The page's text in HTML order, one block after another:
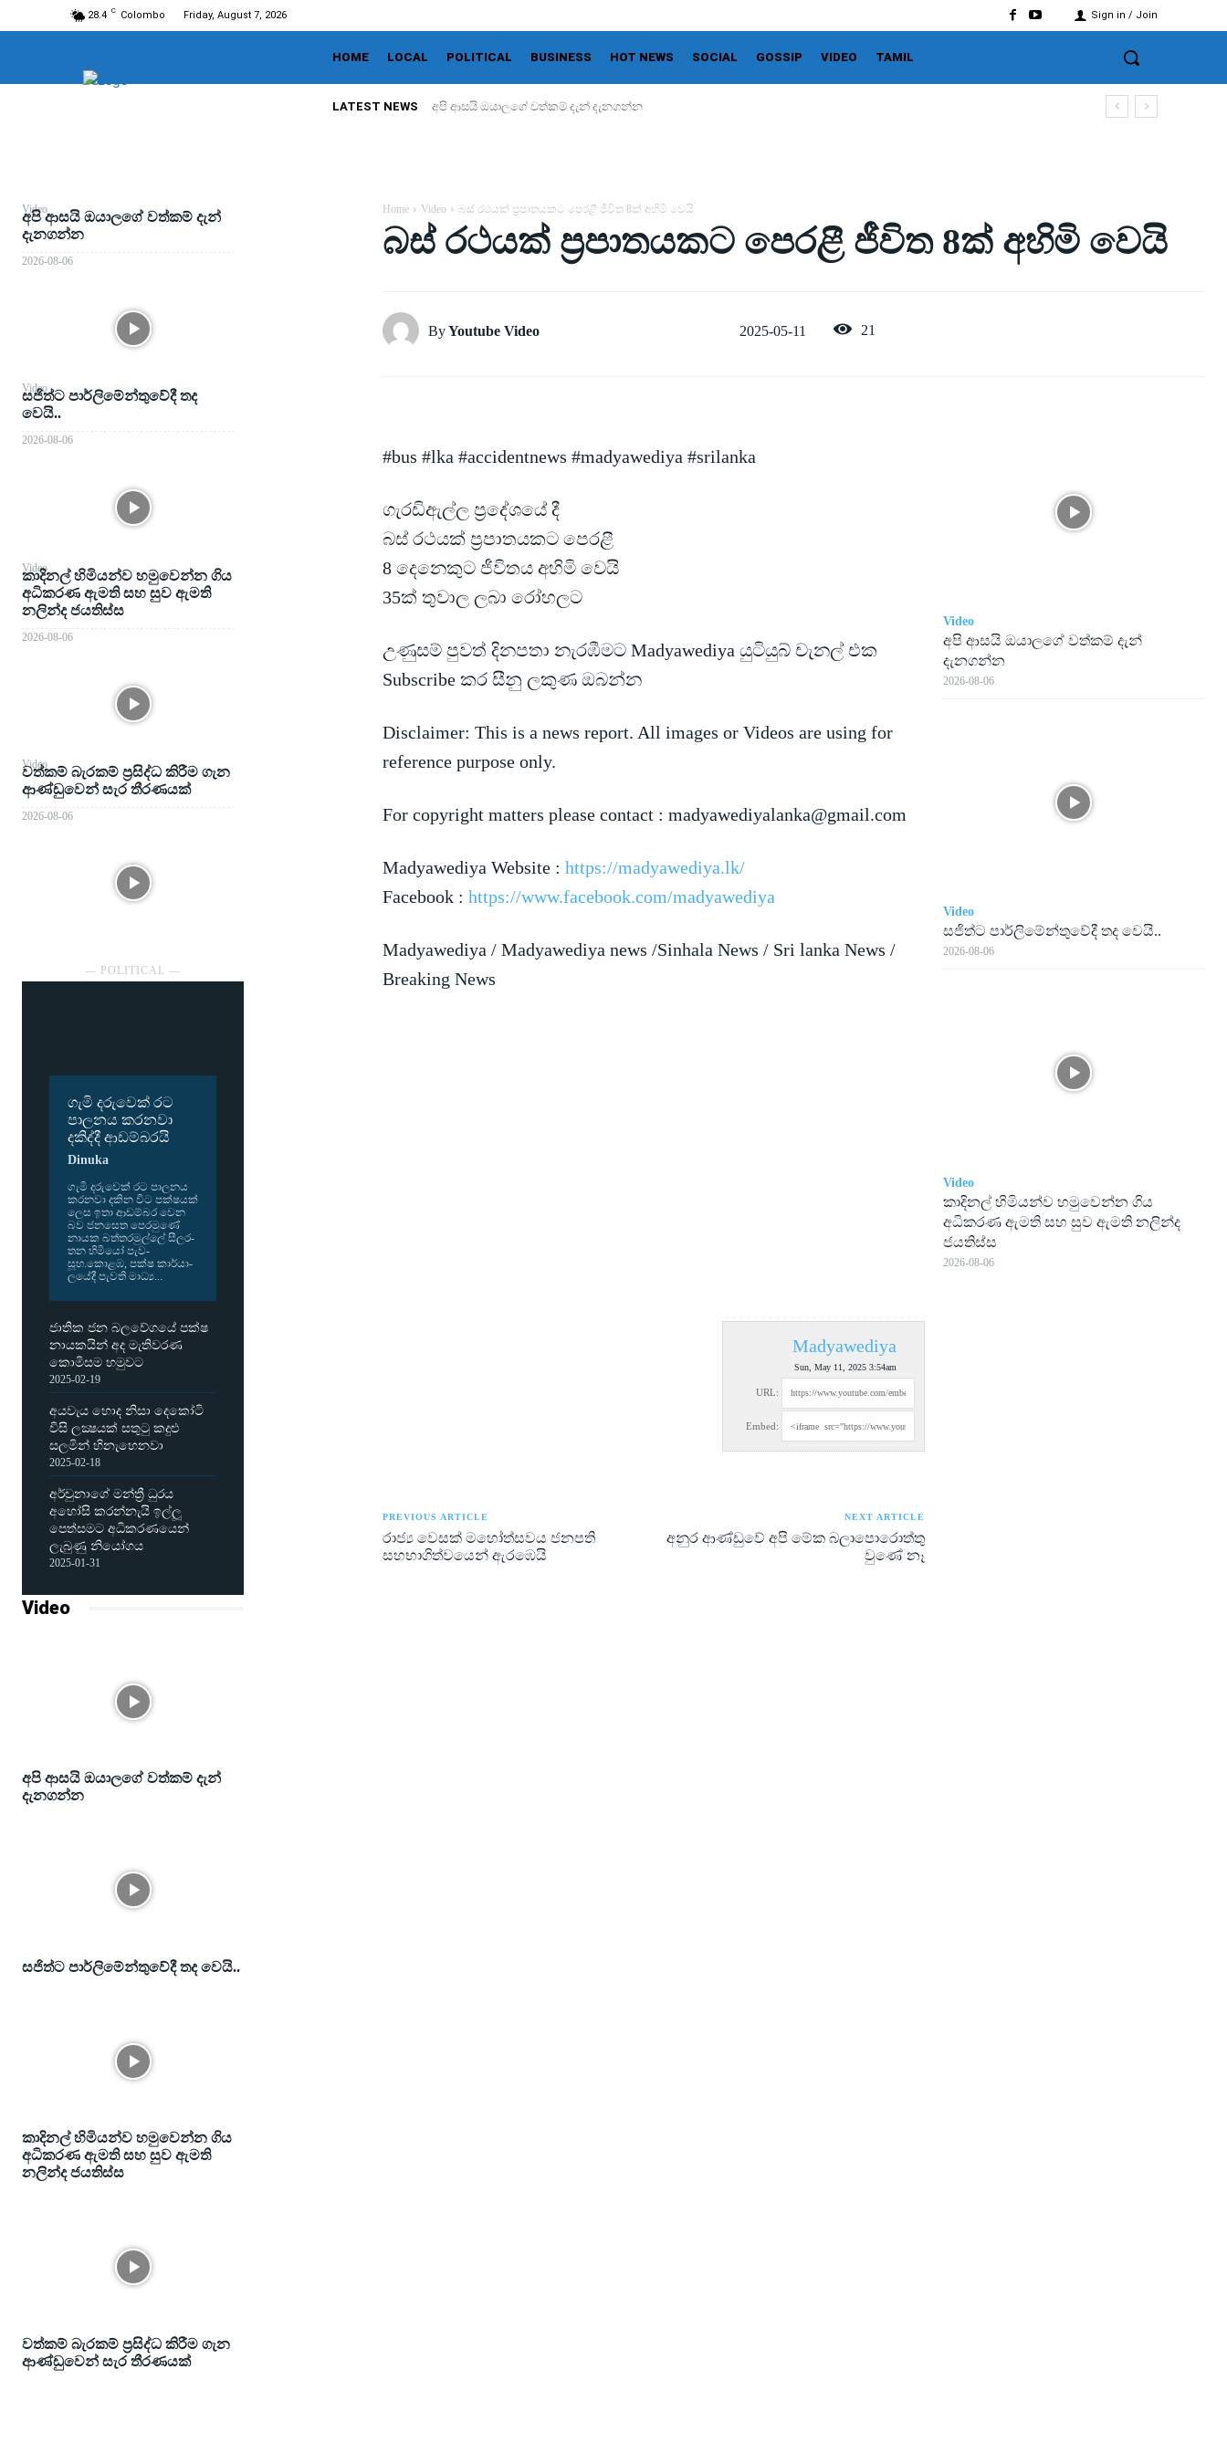
28.4 C Colombo Friday, August 7, 2026 Sign in / Join
HOME LOCAL POLITICAL BUSINESS HOT NEWS SOCIAL GOSSIP VIDEO TAMIL
LATEST NEWS අපි ආසයි ඔයාලගේ වත්කම් දැන් දැනගන්න
Video
අපි ආසයි ඔයාලගේ වත්කම් දැන්
දැනගන්න
2026-08-06
Video
සජිත්ට පාර්ලිමේන්තුවේදී තද
වෙයි..
2026-08-06
Video
කාදිනල් හිමියන්ව හමුවෙන්න ගිය
අධිකරණ ඇමති සහ සුව ඇමති
නලින්ද ජයතිස්ස
2026-08-06
Video
වත්කම් බැරකම් ප්‍රසිද්ධ කිරීම ගැන
ආණ්ඩුවෙන් සැර තීරණයක්
2026-08-06
― POLITICAL ―
ගැමි දරුවෙක් රට
පාලනය කරනවා
දකිද්දී ආඩම්බරයි
Dinuka
ගැමි දරු­වෙක් රට පාල­නය
කර­නවා දකින විට පක්ෂ­යක්
ලෙස ඉතා ආඩ­ම්බර වෙන
බව ජන­සෙත පෙර­මුණේ
නායක බත්ත­ර­මුල්ලේ සීල­ර­
තන හිමියෝ පැව­
සූහ.කොළඹ, පක්ෂ කාර්යා­
ල­යේදී පැවති මාධ්‍ය...
ජාතික ජන බලවේගයේ පක්ෂ
නායකයින් අද මැතිවරණ
කොමිසම හමුවට
2025-02-19
අයවැය හොද නිසා දෙකෝටි
විසි ලක්‍ෂයක් සතුටු කදුළු
සලමින් හිනැහෙනවා
2025-02-18
අර්චුනාගේ මන්ත්‍රී ධුරය
අහෝසි කරන්නැයි ඉල්ලූ
පෙත්සමට අධිකරණයෙන්
ලැබුණු නියෝගය
2025-01-31
Video
අපි ආසයි ඔයාලගේ වත්කම් දැන්
දැනගන්න
සජිත්ට පාර්ලිමේන්තුවේදී තද වෙයි..
කාදිනල් හිමියන්ව හමුවෙන්න ගිය
අධිකරණ ඇමති සහ සුව ඇමති
නලින්ද ජයතිස්ස
වත්කම් බැරකම් ප්‍රසිද්ධ කිරීම ගැන
ආණ්ඩුවෙන් සැර තීරණයක්
Home Video බස් රථයක් ප්‍රපාතයකට පෙරළී ජීවිත 8ක් අහිමි වෙයි
බස් රථයක් ප්‍රපාතයකට පෙරළී ජීවිත 8ක් අහිමි වෙයි
ByYoutube Video 2025-05-11 21
#bus #lka #accidentnews #madyawediya #srilanka
ගැරඩිඇල්ල ප්‍රදේශයේ දී
බස් රථයක් ප්‍රපාතයකට පෙරළී
8 දෙනෙකුට ජීවිතය අහිමි වෙයි
35ක් තුවාල ලබා රෝහලට
උණුසම් පුවත් දිනපතා නැරඹීමට Madyawediya යුටියුබ් චැනල් එක
Subscribe කර සීනු ලකුණ ඔබන්න
Disclaimer: This is a news report. All images or Videos are using for
reference purpose only.
For copyright matters please contact : madyawediyalanka@gmail.com
Madyawediya Website : https://madyawediya.lk/
Facebook : https://www.facebook.com/madyawediya
Madyawediya / Madyawediya news /Sinhala News / Sri lanka News /
Breaking News
Madyawediya
Sun, May 11, 2025 3:54am
URL:
Embed:
PREVIOUS ARTICLE
රාජ්‍ය වෙසක් මහෝත්සවය ජනපති
සහභාගිත්වයෙන් ඇරඹෙයි
NEXT ARTICLE
අනුර ආණ්ඩුවේ අපි මේක බලාපොරොත්තු
වුණේ නෑ
Video
අපි ආසයි ඔයාලගේ වත්කම් දැන්
දැනගන්න
2026-08-06
Video
සජිත්ට පාර්ලිමේන්තුවේදී තද වෙයි..
2026-08-06
Video
කාදිනල් හිමියන්ව හමුවෙන්න ගිය
අධිකරණ ඇමති සහ සුව ඇමති නලින්ද
ජයතිස්ස
2026-08-06